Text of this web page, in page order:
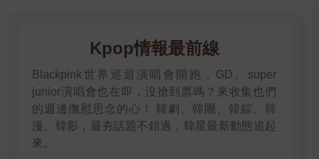
Kpop情報最前線
Blackpink世界巡迴演唱會開跑，GD、super
junior演唱會也在即，沒搶到票嗎？來收集也們
的週邊撫慰思念的心！ 韓劇、韓團、韓綜、韓
漫、韓影，最夯話題不錯過，韓星最新動態追起
來。